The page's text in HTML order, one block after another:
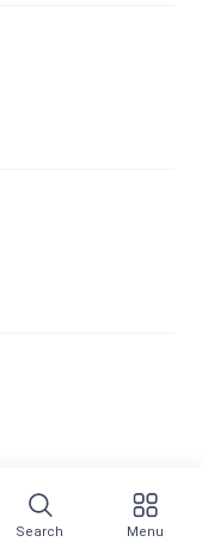
Search Menu